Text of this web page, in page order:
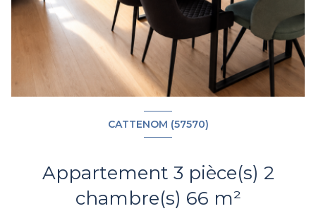
CATTENOM (57570)
Appartement 3 pièce(s) 2
chambre(s) 66 m²